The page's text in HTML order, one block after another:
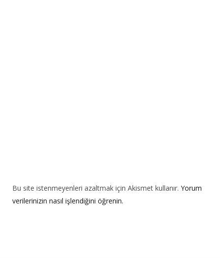
Bu site istenmeyenleri azaltmak için Akismet kullanır. Yorum
verilerinizin nasıl işlendiğini öğrenin.